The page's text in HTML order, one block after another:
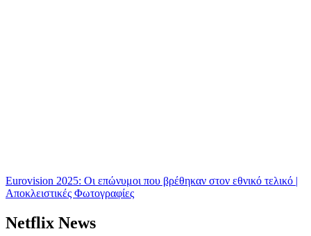
Eurovision 2025: Οι επώνυμοι που βρέθηκαν στον εθνικό τελικό |
Αποκλειστικές Φωτογραφίες
Netflix News